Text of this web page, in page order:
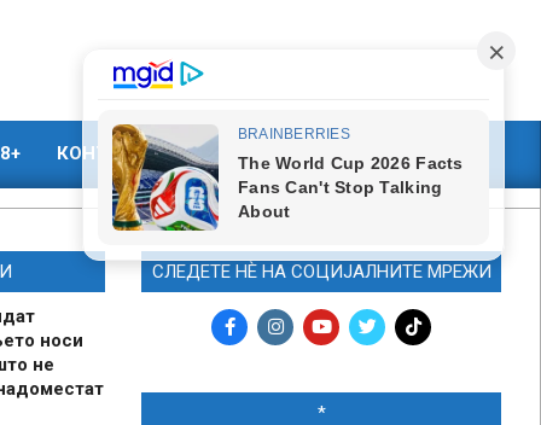
КОНТАКТ МАРКЕТИНГ
носи
не
СЛЕДЕТЕ НЀ НА СОЦИЈАЛНИТЕ МРЕЖИ
*